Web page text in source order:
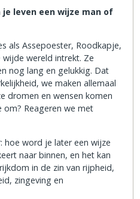
je leven een wijze man of
als Assepoester, Roodkapje,
wereld intrekt. Ze
nog lang en gelukkig. Dat
we maken allemaal
dromen en wensen komen
om? Reageren we met
hoe word je later een wijze
naar binnen, en het kan
in de zin van rijpheid,
zingeving en